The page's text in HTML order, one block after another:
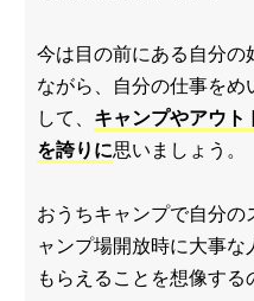
今は目の前にある自分の
ながら、自分の仕事をめ
して、 キャンプやアウト
を誇りに思いましょう。
おうちキャンプで自分の
ャンプ場開放時に大事
もらえることを想像する